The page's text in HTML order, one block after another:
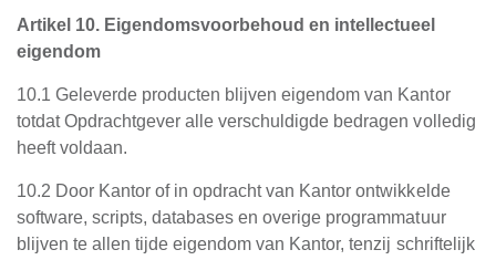
Artikel 10. Eigendomsvoorbehoud en intellectueel
eigendom
10.1 Geleverde producten blijven eigendom van Kantor
totdat Opdrachtgever alle verschuldigde bedragen volledig
heeft voldaan.
10.2 Door Kantor of in opdracht van Kantor ontwikkelde
software, scripts, databases en overige programmatuur
blijven te allen tijde eigendom van Kantor, tenzij schriftelijk